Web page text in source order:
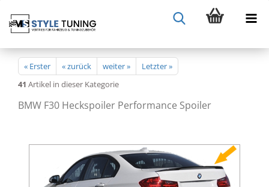
« Erster « zurück weiter »
Letzter »
41 Artikel in dieser Kategorie
BMW F30 Heckspoiler Performance Spoiler